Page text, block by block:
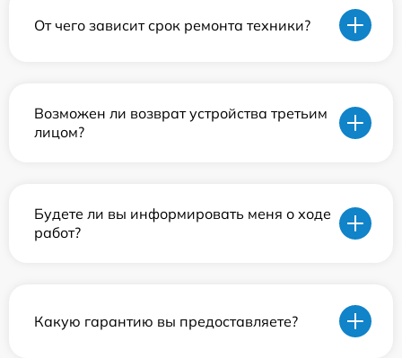
От чего зависит срок ремонта техники?
Возможен ли возврат устройства третьим
лицом?
Будете ли вы информировать меня о ходе
работ?
Какую гарантию вы предоставляете?